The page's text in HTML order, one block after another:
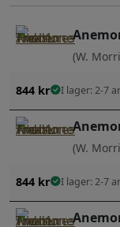
(W.
844 kr I lager: 2-7
(W.
844 kr I lager: 2-7